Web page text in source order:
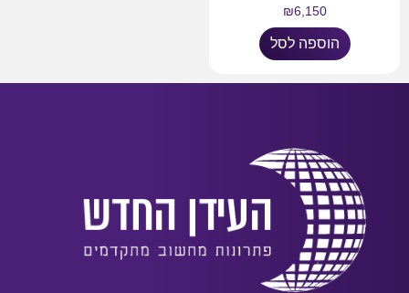
₪6,150
הוספה לסל